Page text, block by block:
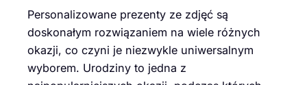
Personalizowane prezenty ze zdjęć są
doskonałym rozwiązaniem na wiele różnych
okazji, co czyni je niezwykle uniwersalnym
wyborem. Urodziny to jedna z